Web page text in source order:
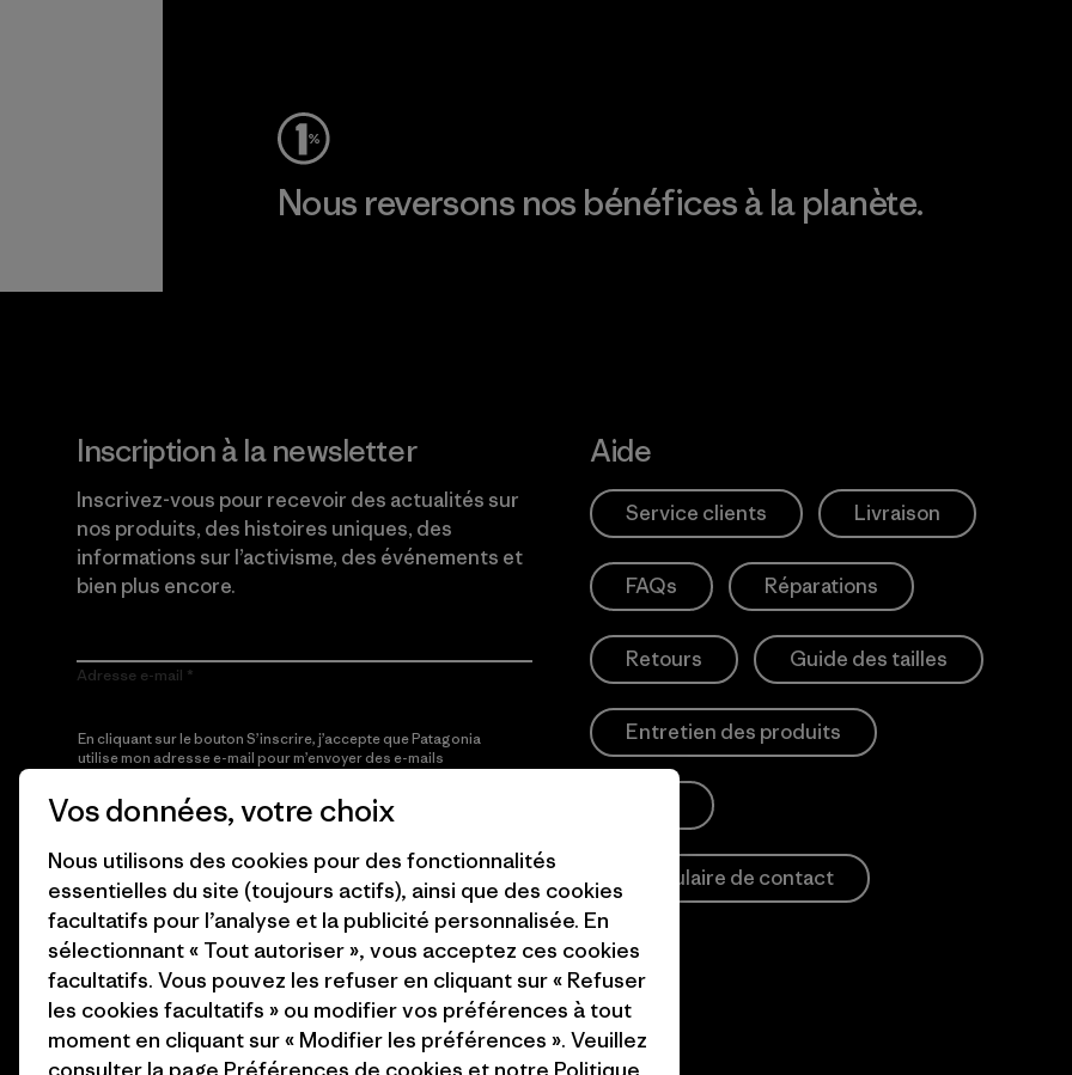
Nous reversons nos bénéfices à la planète.
Inscription à la newsletter
Inscrivez-vous pour recevoir des actualités sur
nos produits, des histoires uniques, des
informations sur l’activisme, des événements et
bien plus encore.
Adresse e-mail
En cliquant sur le bouton S’inscrire, j’accepte que Patagonia
utilise mon adresse e-mail pour m’envoyer des e-mails
sensibilisation à l’activisme, les informations sur les événements
et autres, conformément à laPolitique de confidentialité
S’inscrire
Aide
Service clients Livraison
FAQs Réparations
Retours Guide des tailles
Entretien des produits
Formulaire de contact
Vos données, votre choix
Nous utilisons des cookies pour des fonctionnalités
essentielles du site (toujours actifs), ainsi que des cookies
facultatifs pour l’analyse et la publicité personnalisée. En
sélectionnant « Tout autoriser », vous acceptez ces cookies
facultatifs. Vous pouvez les refuser en cliquant sur « Refuser
les cookies facultatifs » ou modifier vos préférences à tout
moment en cliquant sur « Modifier les préférences ». Veuillez